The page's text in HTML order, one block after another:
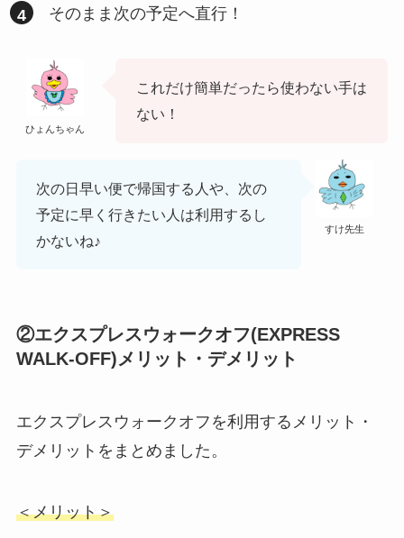
そのまま次の予定へ直行！
ひょんちゃん
これだけ簡単だったら使わない手は
ない！
すけ先生
次の日早い便で帰国する人や、次の
予定に早く行きたい人は利用するし
かないね♪
②エクスプレスウォークオフ(EXPRESS
WALK-OFF)メリット・デメリット
エクスプレスウォークオフを利用するメリット・
デメリットをまとめました。
＜メリット＞